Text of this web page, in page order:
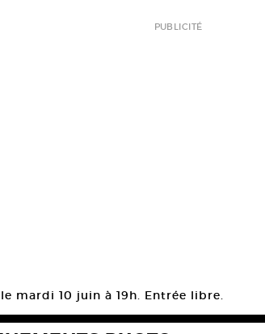
PUBLICITÉ
mardi 10 juin à 19h. Entrée libre.